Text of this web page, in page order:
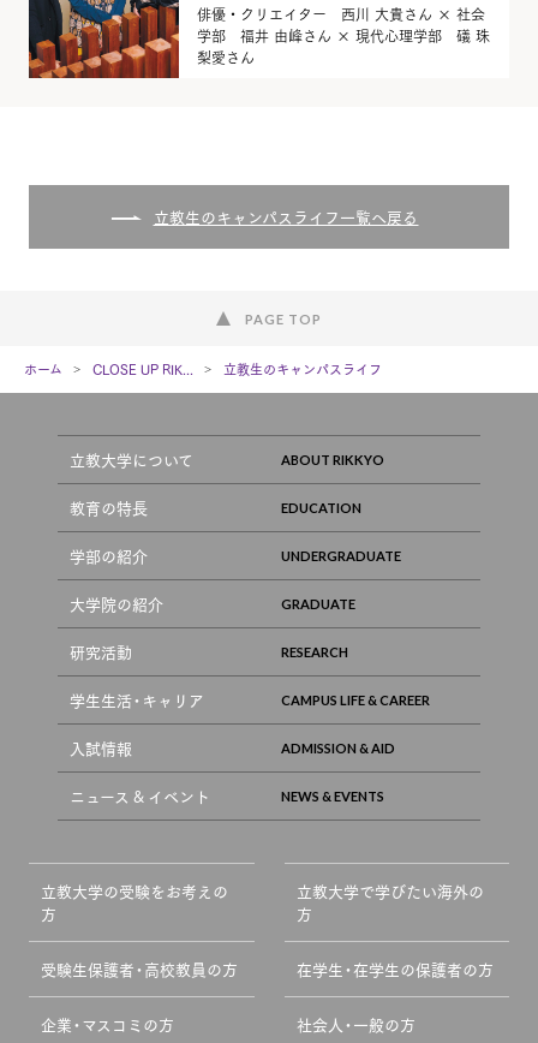
俳優・クリエイター 西川 大貴さん × 社会
学部 福井 由峰さん × 現代心理学部 礒 珠
梨愛さん
立教生のキャンパスライフ一覧へ戻る
PAGE TOP
ホーム CLOSE UP RIK... 立教生のキャンパスライフ
立教大学について
教育の特長
学部の紹介
大学院の紹介
研究活動
学生生活・キャリア
入試情報
ニュース & イベント
立教大学の受験をお考えの
方
立教大学で学びたい海外の
方
受験生保護者・高校教員の方 在学生・在学生の保護者の方
企業・マスコミの方 社会人・一般の方